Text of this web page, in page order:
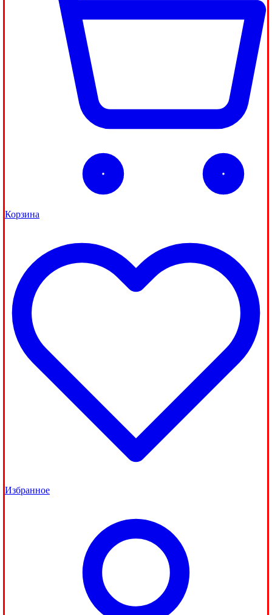
Корзина
Избранное